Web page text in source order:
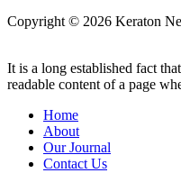
Copyright © 2026 Keraton
It is a long established fact
readable content of a page
Home
About
Our Journal
Contact Us